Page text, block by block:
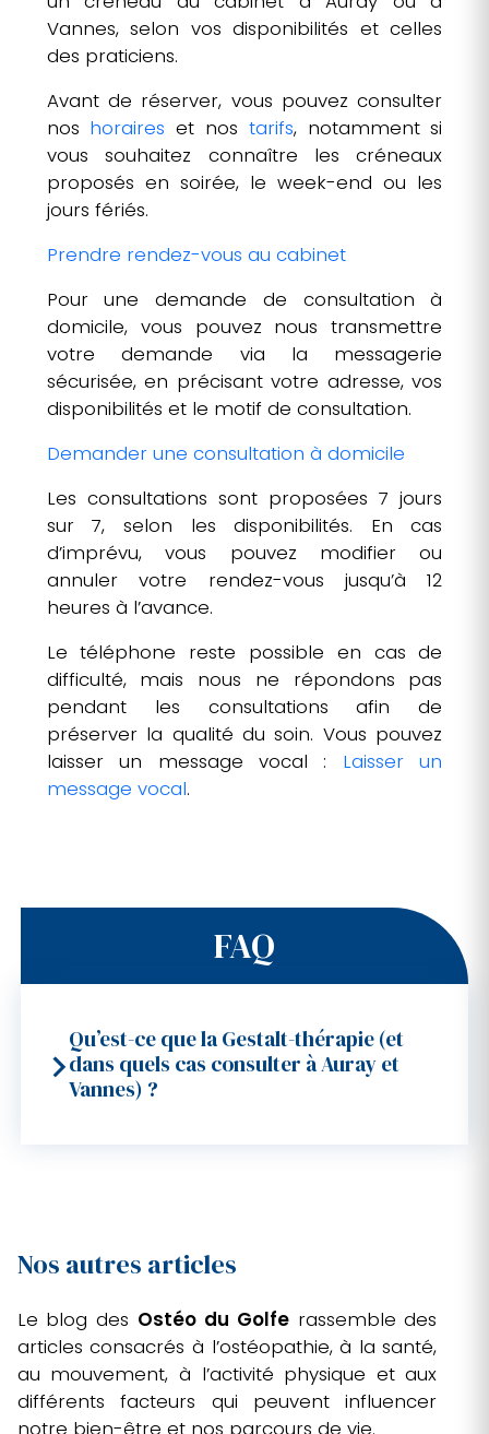
Vannes, selon vos disponibilités et celles
des praticiens.
Avant de réserver, vous pouvez consulter
nos horaires et nos tarifs, notamment si
vous souhaitez connaître les créneaux
proposés en soirée, le week-end ou les
jours fériés.
Prendre rendez-vous au cabinet
Pour une demande de consultation à
domicile, vous pouvez nous transmettre
votre demande via la messagerie
sécurisée, en précisant votre adresse, vos
disponibilités et le motif de consultation.
Demander une consultation à domicile
Les consultations sont proposées 7 jours
sur 7, selon les disponibilités. En cas
d’imprévu, vous pouvez modifier ou
annuler votre rendez-vous jusqu’à 12
heures à l’avance.
Le téléphone reste possible en cas de
difficulté, mais nous ne répondons pas
pendant les consultations afin de
préserver la qualité du soin. Vous pouvez
laisser un message vocal : Laisser un
message vocal.
FAQ
Qu’est-ce que la Gestalt-thérapie (et
dans quels cas consulter à Auray et
Vannes) ?
comprendre ses schémas, à développer
de souplesse dans la façon de gérer les
situations de vie comme le stress,
l’anxiété, les difficultés relationnelles, les
périodes de transition ou l’estime de soi.
Selon le praticien, la Gestalt peut être
Nos autres articles
Le blog des Ostéo du Golferassemble des
articles consacrés à l’ostéopathie, à la santé,
au mouvement, à l’activité physique et aux
différents facteurs qui peuvent influencer
notre bien-être et nos parcours de vie.